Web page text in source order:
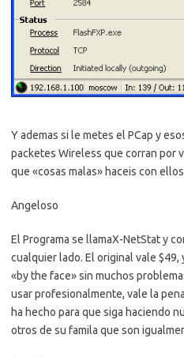
Y ademas si le metes el PCap y
packetes Wireless que corran por
que «cosas malas» haceis con
Angeloso
El Programa se llamaX-NetStat y
cualquier lado. El original vale
«by the face» sin muchos
usar profesionalmente, vale la
ha hecho para que siga haciendo
otros de su famila que son